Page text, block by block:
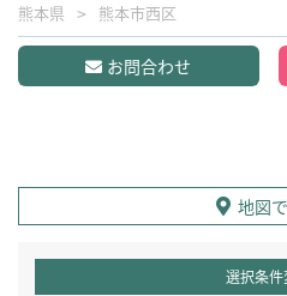
熊本県 熊本市西区
お問合わせ
地図
選択条件